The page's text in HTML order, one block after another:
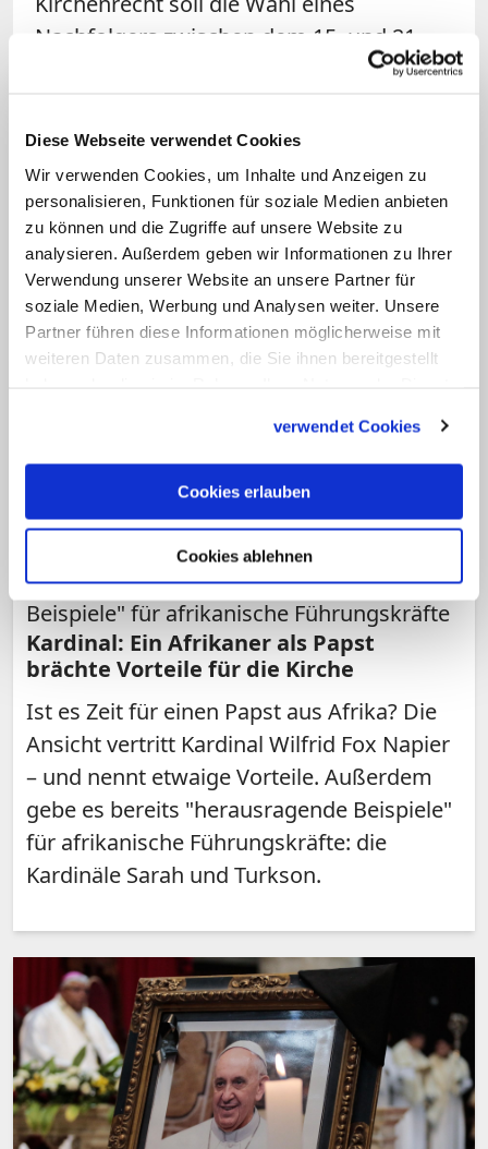
Diese Webseite verwendet Cookies
Wir verwenden Cookies, um Inhalte und Anzeigen zu
personalisieren, Funktionen für soziale Medien anbieten
zu können und die Zugriffe auf unsere Website zu
analysieren. Außerdem geben wir Informationen zu Ihrer
Verwendung unserer Website an unsere Partner für
soziale Medien, Werbung und Analysen weiter. Unsere
Partner führen diese Informationen möglicherweise mit
weiteren Daten zusammen, die Sie ihnen bereitgestellt
verwendet Cookies
Cookies erlauben
Cookies ablehnen
Nachfolgers zwischen dem 15. und 21.
Tag nach dem Tod des Papstes beginnen,
das Konklave zur Wahl des neuen Papstes
am 7. Mai beginnt. Das teilte der Vatikan
am Montagmittag mit.
Sarah und Turkson "herausragende
Beispiele" für afrikanische Führungskräfte
Kardinal: Ein Afrikaner als Papst
brächte Vorteile für die Kirche
Ist es Zeit für einen Papst aus Afrika? Die
Ansicht vertritt Kardinal Wilfrid Fox Napier
– und nennt etwaige Vorteile. Außerdem
gebe es bereits "herausragende Beispiele"
für afrikanische Führungskräfte: die
Kardinäle Sarah und Turkson.